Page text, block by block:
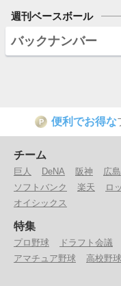
週刊ベースボール
バックナンバー
P 便利でお得な
チーム
巨人 DeNA 阪神 広島
ソフトバンク
楽天 ロ
オイシックス
特集
プロ野球 ドラフト会議
アマチュア野球
高校野球